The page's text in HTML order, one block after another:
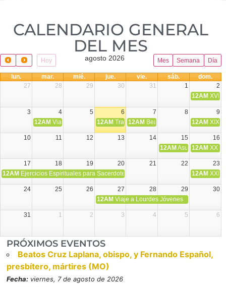
CALENDARIO GENERAL
DEL MES​
Hoy Mes Semana Día
agosto 2026
lun. mar. mié. jue. vie. sáb.
dom.
27
28 29 30 31 1
2
12AM XVIII
3 4 5 6 7 8
9
12AM Viaje Diocesano a Japón.
12AM Transfiguración del Señor
12AM Beatos Cruz Laplana,
12AM XIX
10 11 12 13 14 15
16
12AM Asunción de la
12AM XX
17 18 19 20 21 22
23
12AM Ejercicios Espirituales para Sacerdotes. Priego. 12AM XXI
24 25 26 27 28 29
30
12AM Viaje a Lourdes Jóvenes
31 1 2 3 4 5 6
PRÓXIMOS EVENTOS
Beatos Cruz Laplana, obispo, y Fernando Español,
presbítero, mártires (MO)
Fecha: viernes, 7 de agosto de 2026